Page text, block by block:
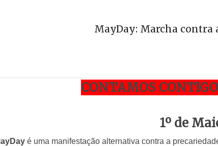
MayDay: Marcha contra
CONTAMOS
1º de
é uma manifestação alternativa contra a